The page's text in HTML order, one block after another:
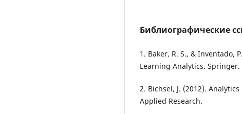
Библиографические
1. Baker, R. S., & Inventado,
Learning Analytics. Springer.
2. Bichsel, J. (2012).
Applied Research.